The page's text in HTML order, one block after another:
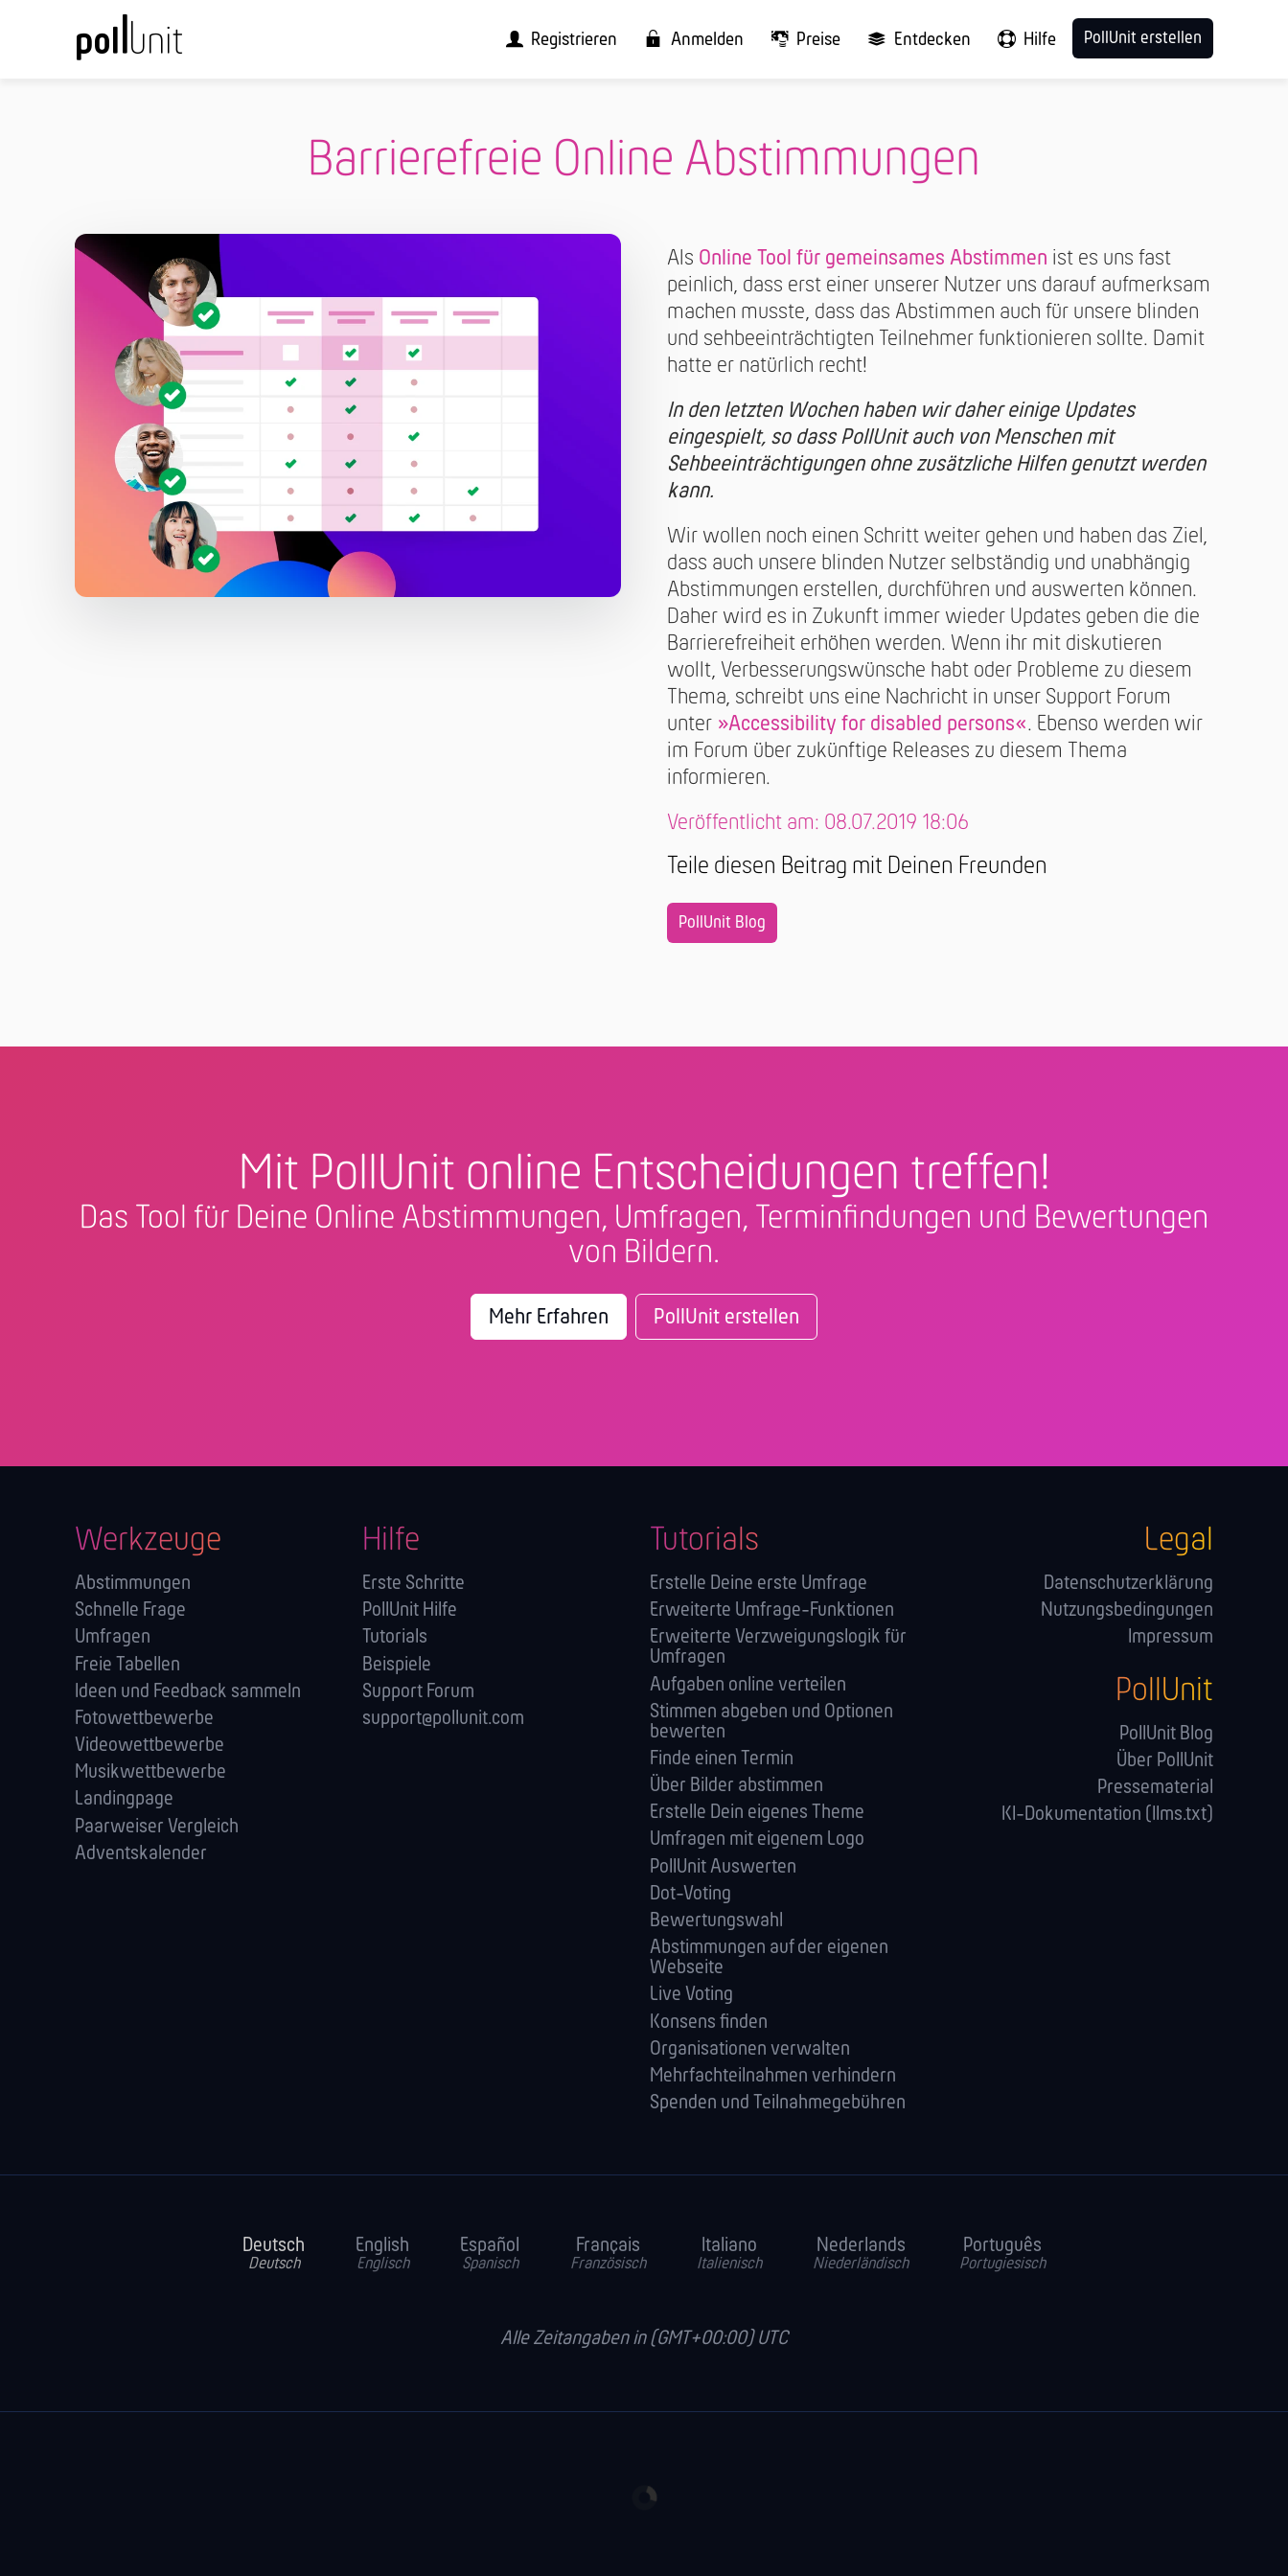
Registrieren Anmelden Preise Entdecken Hilfe PollUnit erstellen
Barrierefreie Online Abstimmungen
Als Online Tool für gemeinsames Abstimmen ist es uns fast
peinlich, dass erst einer unserer Nutzer uns darauf aufmerksam
machen musste, dass das Abstimmen auch für unsere blinden
und sehbeeinträchtigten Teilnehmer funktionieren sollte. Damit
hatte er natürlich recht!
In den letzten Wochen haben wir daher einige Updates
eingespielt, so dass PollUnit auch von Menschen mit
Sehbeeinträchtigungen ohne zusätzliche Hilfen genutzt werden
kann.
Wir wollen noch einen Schritt weiter gehen und haben das Ziel,
dass auch unsere blinden Nutzer selbständig und unabhängig
Abstimmungen erstellen, durchführen und auswerten können.
Daher wird es in Zukunft immer wieder Updates geben die die
Barrierefreiheit erhöhen werden. Wenn ihr mit diskutieren
wollt, Verbesserungswünsche habt oder Probleme zu diesem
Thema, schreibt uns eine Nachricht in unser Support Forum
unter »Accessibility for disabled persons«. Ebenso werden wir
im Forum über zukünftige Releases zu diesem Thema
informieren.
Veröffentlicht am: 08.07.2019 18:06
Teile diesen Beitrag mit Deinen Freunden
PollUnit Blog
Mit PollUnit online Entscheidungen treffen!
Das Tool für Deine Online Abstimmungen, Umfragen, Terminfindungen und Bewertungen
von Bildern.
Mehr Erfahren PollUnit erstellen
Werkzeuge
Abstimmungen
Schnelle Frage
Umfragen
Freie Tabellen
Ideen und Feedback sammeln
Fotowettbewerbe
Videowettbewerbe
Musikwettbewerbe
Landingpage
Paarweiser Vergleich
Adventskalender
Hilfe
Erste Schritte
PollUnit Hilfe
Tutorials
Beispiele
Support Forum
support@pollunit.com
Tutorials
Erstelle Deine erste Umfrage
Erweiterte Umfrage-Funktionen
Erweiterte Verzweigungslogik für
Umfragen
Aufgaben online verteilen
Stimmen abgeben und Optionen
bewerten
Finde einen Termin
Über Bilder abstimmen
Erstelle Dein eigenes Theme
Umfragen mit eigenem Logo
PollUnit Auswerten
Dot-Voting
Bewertungswahl
Abstimmungen auf der eigenen
Webseite
Live Voting
Konsens finden
Orga­nisationen verwalten
Mehrfachteilnahmen verhindern
Spenden und Teilnahmegebühren
Legal
Datenschutzerklärung
Nutzungsbedingungen
Impressum
PollUnit
PollUnit Blog
Über PollUnit
Pressematerial
KI-Dokumentation (llms.txt)
Deutsch
Deutsch
English
Englisch
Español
Spanisch
Français
Französisch
Italiano
Italienisch
Nederlands
Niederländisch
Português
Portugiesisch
Alle Zeitangaben in (GMT+00:00) UTC